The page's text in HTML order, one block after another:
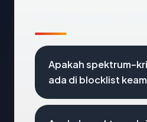
Apakah spektrum-
ada di blocklist